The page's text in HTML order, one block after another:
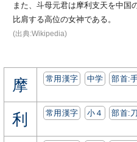
また、斗母元君は摩利支天を中国
比肩する高位の女神である。
(出典:Wikipedia)
摩 常用漢字 中学 部首:
利 常用漢字 小４ 部首:⼑